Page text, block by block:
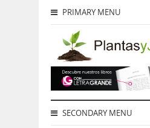
PRIMARY MENU
SECONDARY MENU